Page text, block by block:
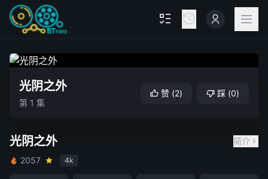
光阴之外
第 1 集
赞 (2) 踩 (0)
光阴之外
简介
2057
4k